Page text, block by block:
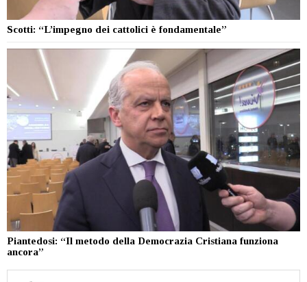
Scotti: “L’impegno dei cattolici è fondamentale”
Piantedosi: “Il metodo della Democrazia Cristiana funziona
ancora”